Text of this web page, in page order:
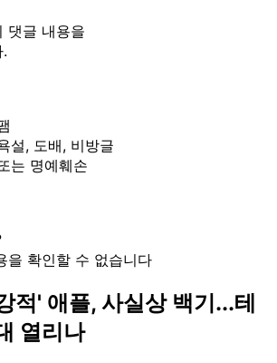
댓글 내용을
설, 도배, 비방글
는 명예훼손
을 확인할 수 없습니다
적' 애플, 사실상 백기...테
열리나